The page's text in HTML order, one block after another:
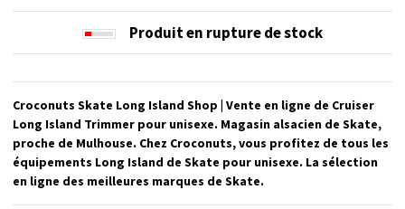
Produit en rupture de stock
Croconuts Skate Long Island Shop | Vente en ligne de Cruiser
Long Island Trimmer pour unisexe. Magasin alsacien de Skate,
proche de Mulhouse. Chez Croconuts, vous profitez de tous les
équipements Long Island de Skate pour unisexe. La sélection
en ligne des meilleures marques de Skate.